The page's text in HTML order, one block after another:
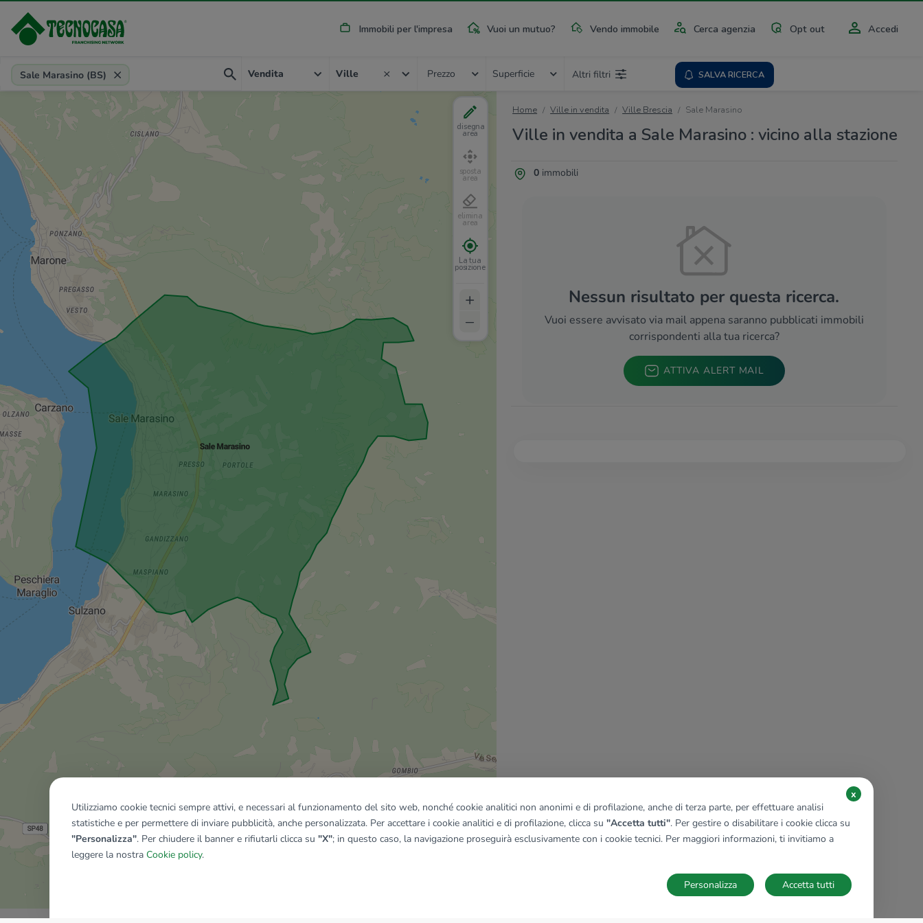
Immobili per l'impresa Vuoi un mutuo? Vendo immobile Cerca agenzia Opt out Accedi
Provincia, comune, zona, riferimento
Sale Marasino (BS) Vendita Ville Prezzo Superficie Altri filtri SALVA RICERCA
Home Ville in vendita Ville Brescia Sale Marasino
Ville in vendita a Sale Marasino : vicino alla stazione
0immobili
Nessun risultato per questa ricerca.
Vuoi essere avvisato via mail appena saranno pubblicati immobili
corrispondenti alla tua ricerca?
ATTIVA ALERT MAIL
disegna
area
sposta
area
elimina
area
La tua
posizione
+
–
Mostra tutti gli immobili del riquadro
Utilizziamo cookie tecnici sempre attivi, e necessari al funzionamento del sito web, nonché cookie analitici non anonimi e di profilazione, anche di terza parte, per effettuare analisi
statistiche e per permettere di inviare pubblicità, anche personalizzata. Per accettare i cookie analitici e di profilazione, clicca su "Accetta tutti". Per gestire o disabilitare i cookie clicca su
"Personalizza". Per chiudere il banner e rifiutarli clicca su "X"; in questo caso, la navigazione proseguirà esclusivamente con i cookie tecnici. Per maggiori informazioni, ti invitiamo a
leggere la nostra Cookie policy.
x
Accetta tutti
Personalizza